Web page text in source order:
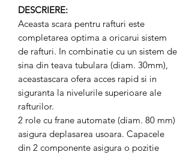
DESCRIERE:
Aceasta scara pentru rafturi este
completarea optima a oricarui sistem
de rafturi. In combinatie cu un sistem de
sina din teava tubulara (diam. 30mm),
aceastascara ofera acces rapid si in
siguranta la nivelurile superioare ale
rafturilor.
2 role cu frane automate (diam. 80 mm)
asigura deplasarea usoara. Capacele
din 2 componente asigura o pozitie